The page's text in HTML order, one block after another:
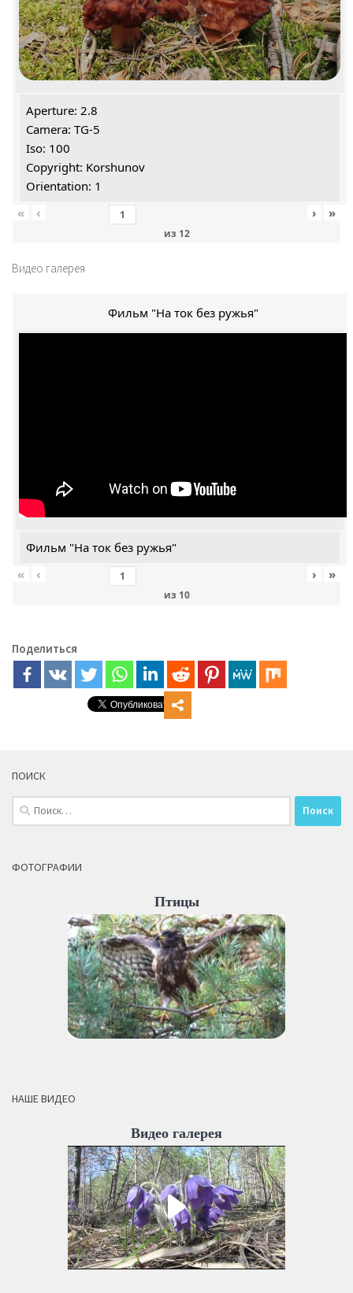
Aperture: 2.8
Camera: TG-5
Iso: 100
Copyright: Korshunov
Orientation: 1
«
‹
из 12
› »
Видео галерея
Фильм "На ток без ружья"
Фильм "На ток без ружья"
«
‹
из 10
› »
Поделиться
ПОИСК
Найти:
ФОТОГРАФИИ
Птицы
НАШЕ ВИДЕО
Видео галерея